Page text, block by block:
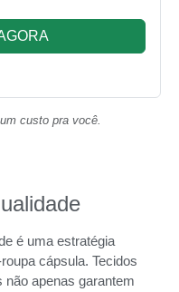
custo pra você.
é uma estratégia
cápsula. Tecidos
apenas garantem